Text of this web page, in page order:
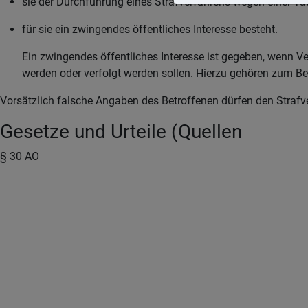
für sie ein zwingendes öffentliches Interesse besteht.
Ein zwingendes öffentliches Interesse ist gegeben, wenn
werden oder verfolgt werden sollen. Hierzu gehören zum
Vorsätzlich falsche Angaben des Betroffenen dürfen den
Gesetze und Urteile (Quellen
§ 30 AO